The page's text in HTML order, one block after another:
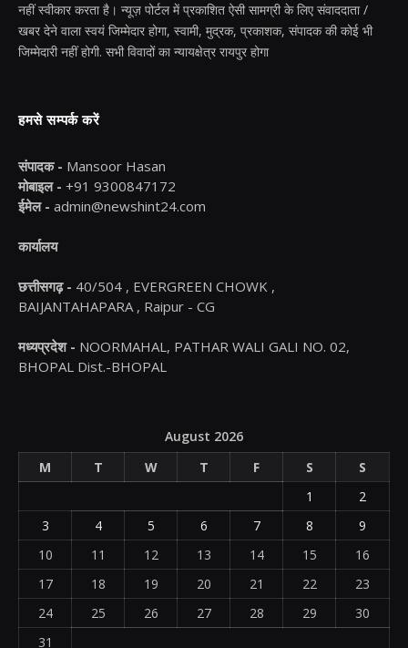
नहीं स्वीकार करता है। न्यूज़ पोर्टल में प्रकाशित ऐसी सामग्री के लिए संवाददाता /
खबर देने वाला स्वयं जिम्मेदार होगा, स्वामी, मुद्रक, प्रकाशक, संपादक की कोई भी
जिम्मेदारी नहीं होगी. सभी विवादों का न्यायक्षेत्र रायपुर होगा
हमसे सम्पर्क करें
संपादक - Mansoor Hasan
मोबाइल - +91 9300847172
ईमेल - admin@newshint24.com
कार्यालय
छत्तीसगढ़ - 40/504 , EVERGREEN CHOWK ,
BAIJANTAHAPARA , Raipur - CG
मध्यप्रदेश - NOORMAHAL, PATHAR WALI GALI NO. 02,
BHOPAL Dist.-BHOPAL
August 2026
M
T W T F S
S
1
2
3
4 5 6 7 8
9
10
11 12 13 14 15
16
17
18 19 20 21 22
23
24
25 26 27 28 29
30
31